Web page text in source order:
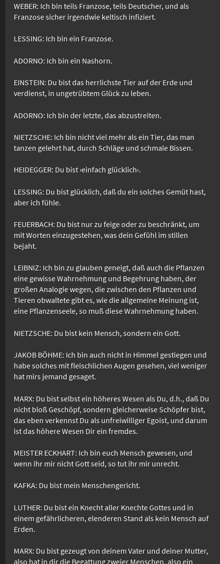
WEBER: Ich bin teils Franzose, teils Deutscher, und als
Franzose sicher irgendwie keltisch infiziert.
LESSING: Ich bin ein Franzose.
ADORNO: Ich bin ein Nashorn.
EINSTEIN: Du bist das herrlichste Tier auf der Erde und
verdienst, in ungetrübtem Glück zu leben.
ADORNO: Ich bin der letzte, das abzustreiten.
NIETZSCHE: Ich bin nicht viel mehr als ein Tier, das man
tanzen gelehrt hat, durch Schläge und schmale Bissen.
HEIDEGGER: Du bist ›einfach glücklich‹.
LESSING: Du bist glücklich, daß du ein solches Gemüt hast,
aber ich fühle.
FEUERBACH: Du bist nur zu feige oder zu beschränkt, um
mit Worten einzugestehen, was dein Gefühl im stillen
bejaht.
LEIBNIZ: Ich bin zu glauben geneigt, daß auch die Pflanzen
eine gewisse Wahrnehmung und Begehrung haben, der
großen Analogie wegen, die zwischen den Pflanzen und
Tieren obwaltete gibt es, wie die allgemeine Meinung ist,
eine Pflanzenseele, so muß diese Wahrnehmung haben.
NIETZSCHE: Du bist kein Mensch, sondern ein Gott.
JAKOB BÖHME: Ich bin auch nicht in Himmel gestiegen und
habe solches mit fleischlichen Augen gesehen, viel weniger
hat mirs jemand gesaget.
MARX: Du bist selbst ein höheres Wesen als Du, d.h., daß Du
nicht bloß Geschöpf, sondern gleicherweise Schöpfer bist,
das eben verkennst Du als unfreiwilliger Egoist, und darum
ist das höhere Wesen Dir ein fremdes.
MEISTER ECKHART: Ich bin euch Mensch gewesen, und
wenn ihr mir nicht Gott seid, so tut ihr mir unrecht.
KAFKA: Du bist mein Menschengericht.
LUTHER: Du bist ein Knecht aller Knechte Gottes und in
einem gefährlicheren, elenderen Stand als kein Mensch auf
Erden.
MARX: Du bist gezeugt von deinem Vater und deiner Mutter,
also hat in dir die Begattung zweier Menschen, also ein